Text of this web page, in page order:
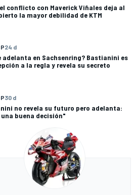
conflicto con Maverick Viñales deja al
la mayor debilidad de KTM
24 d
adelanta en Sachsenring? Bastianini es
a la regla y revela su secreto
30 d
no revela su futuro pero adelanta:
buena decisión"